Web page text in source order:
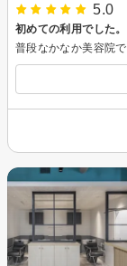
5.0
初めての利用でした。